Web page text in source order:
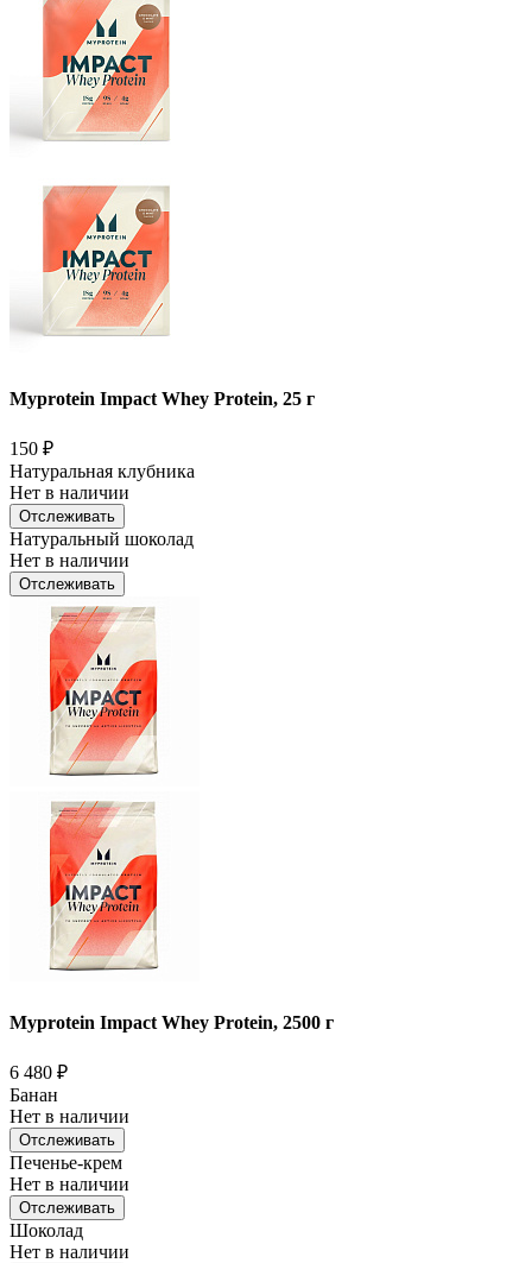
Myprotein Impact Whey Protein, 25 г
150 ₽
Натуральная клубника
Нет в наличии
Отслеживать
Натуральный шоколад
Нет в наличии
Отслеживать
Myprotein Impact Whey Protein, 2500 г
6 480 ₽
Банан
Нет в наличии
Отслеживать
Печенье-крем
Нет в наличии
Отслеживать
Шоколад
Нет в наличии